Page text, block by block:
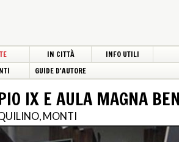
IN CITTÀ
INFO UTILI
GUIDE D'AUTORE
IX E AULA MAGNA
MONTI